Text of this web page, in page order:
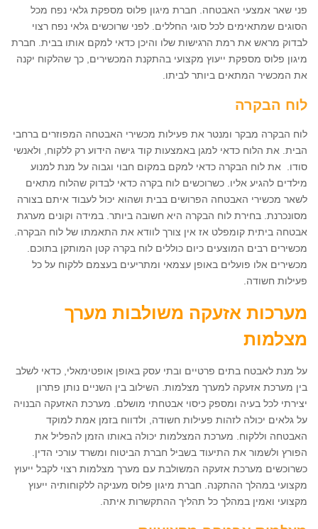
פני שאר אמצעי האבטחה. חברת מיגון פלוס מספקת גלאי נפח מכל
הסוגים שמתאימים לכל סוגי החללים. לפני שרוכשים גלאי נפח רצוי
לבדוק מראש את רמת הרגישות שלו והיכן כדאי למקם אותו בבית. חברת
מיגון פלוס מספקת ייעוץ מקצועי בהתקנת המכשירים, כך שהלקוח יקנה
את המכשיר המתאים ביותר לביתו.
לוח הבקרה
לוח הבקרה מבקר ומנטר את פעילות מכשירי האבטחה המפוזרים ברחבי
הבית. את הלוח כדאי למגן באמצעות קוד גישה הידוע רק ללקוח, ולאנשי
סודו. את לוח הבקרה כדאי למקם במקום חבוי וגבוה על מנת למנוע
מילדים להגיע אליו. כשרוכשים לוח בקרה כדאי לבדוק שהלוח מתאים
לשאר מכשירי האבטחה הפרושים בבית ושהוא יכול לעבוד איתם בצורה
מסונכרנת. בחירת לוח הבקרה היא חשובה ביותר. במידה וקונים מערגת
אבטחה ביתית קומפלט אז אין צורך לוודא את התאמתו של לוח הבקרה.
מכשירים רבים המוצעים כיום כוללים לוח בקרה קטן המותקן בתוכם.
מכשירים אלו פועלים באופן עצמאי ומתריעים בעצמם ללקוח על כל
פעילות חשודה.
מערכות אזעקה משולבות מערך
מצלמות
על מנת לאבטח בתים פרטיים ובתי עסק באופן אופטימאלי, כדאי לשלב
בין מערכת אזעקה למערך מצלמות. השילוב בין השניים נותן פתרון
יצירתי לכל בעיה ומספק כיסוי אבטחתי מושלם. מערכת האזעקה הבנויה
על גלאים יכולה לזהות פעילות חשודה, ולדווח בזמן אמת למוקד
האבטחה וללקוח. מערכת המצלמות יכולה באותו הזמן להפליל את
הפורץ ולשמור את התיעוד בשביל חברת הביטוח ומשרד עורכי הדין.
כשרוכשים מערכת אזעקה המשולבת עם מערך מצלמות רצוי לקבל ייעוץ
מקצועי במהלך ההתקנה. חברת מיגון פלוס מעניקה ללקוחותיה ייעוץ
מקצועי ואמין במהלך כל תהליך ההתקשרות איתה.